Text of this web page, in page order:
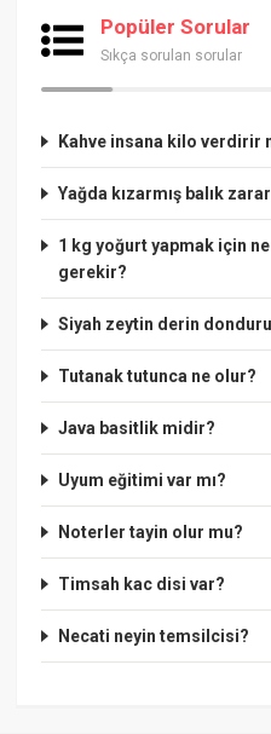
Popüler Sorular
Sıkça sorulan sorular
Kahve insana kilo verdirir
Yağda kızarmış balık
1 kg yoğurt yapmak için
gerekir?
Siyah zeytin derin
Tutanak tutunca ne olur?
Java basitlik midir?
Uyum eğitimi var mı?
Noterler tayin olur mu?
Timsah kac disi var?
Necati neyin temsilcisi?